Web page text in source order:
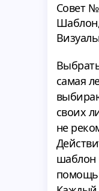
Совет
самая
своих
не
шаблон